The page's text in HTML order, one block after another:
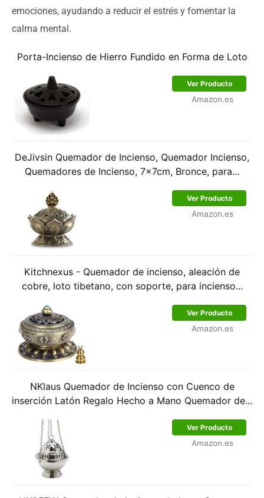
emociones, ayudando a reducir el estrés y fomentar la
calma mental.
Porta-Incienso de Hierro Fundido en Forma de Loto
Ver Producto
Amazon.es
DeJivsin Quemador de Incienso, Quemador Incienso,
Quemadores de Incienso, 7x7cm, Bronce, para...
Ver Producto
Amazon.es
Kitchnexus - Quemador de incienso, aleación de
cobre, loto tibetano, con soporte, para incienso...
Ver Producto
Amazon.es
NKlaus Quemador de Incienso con Cuenco de
inserción Latón Regalo Hecho a Mano Quemador de...
Ver Producto
Amazon.es